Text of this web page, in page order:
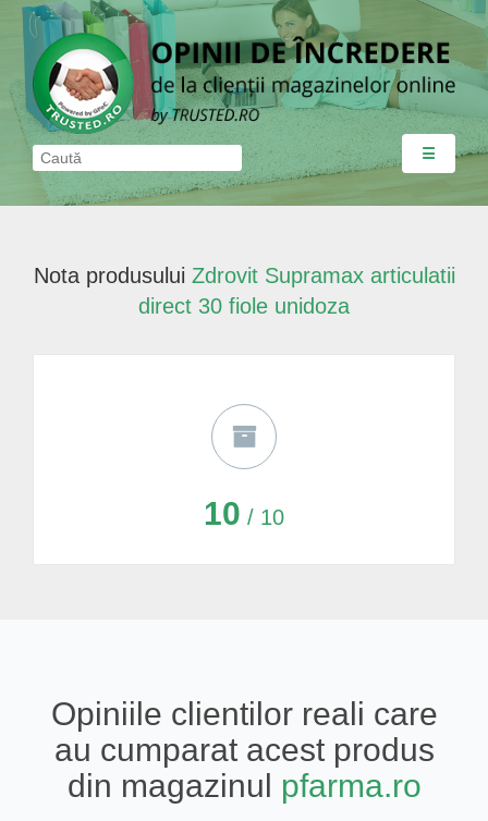
☰
Nota produsului Zdrovit Supramax articulatii
direct 30 fiole unidoza
10 / 10
Opiniile clientilor reali care
au cumparat acest produs
din magazinul pfarma.ro